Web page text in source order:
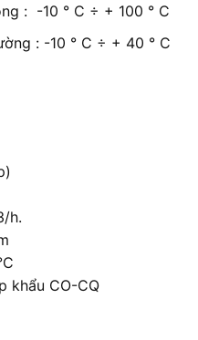
: -10 ° C ÷ + 100 ° C
: -10 ° C ÷ + 40 ° C
h.
khẩu CO-CQ